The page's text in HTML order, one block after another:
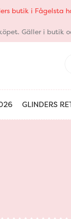
butik i Fågelsta
Gäller i butik
GLINDERS